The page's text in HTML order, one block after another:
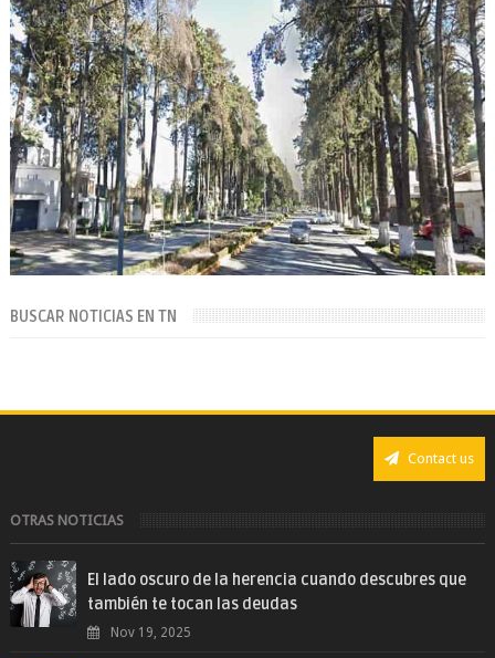
BUSCAR NOTICIAS EN TN
Contact us
OTRAS NOTICIAS
El lado oscuro de la herencia cuando descubres que
también te tocan las deudas
Nov 19, 2025